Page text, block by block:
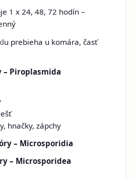
1 x 24, 48, 72 hodín –
prebieha u komára, časť
– Piroplasmida
hnačky, zápchy
– Microsporidia
– Microsporidea